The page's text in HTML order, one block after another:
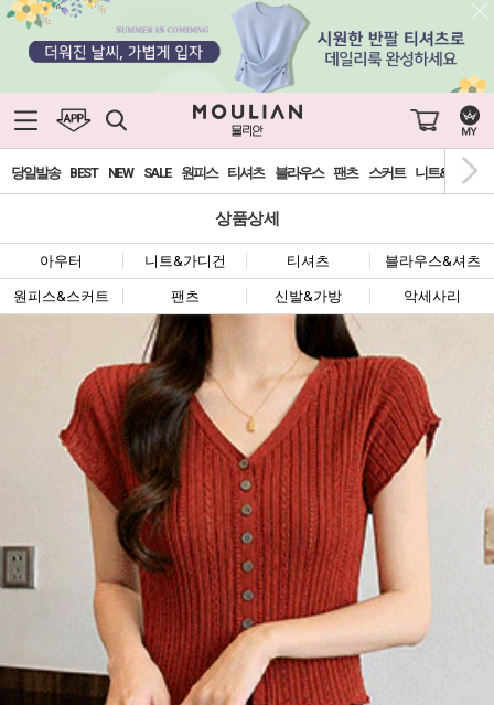
당일발송 BEST NEW SALE 원피스 티셔츠 블라우스 팬츠 스커트 니트&가디건
상품상세
아우터 니트&가디건 티셔츠 블라우스&셔츠
원피스&스커트 팬츠 신발&가방 악세사리